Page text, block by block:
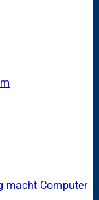
macht Computer